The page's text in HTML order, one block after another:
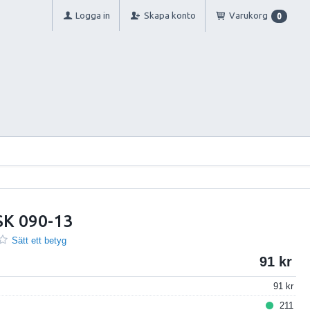
Logga in Skapa konto Varukorg 0
090-13
Sätt ett betyg
91
91
211